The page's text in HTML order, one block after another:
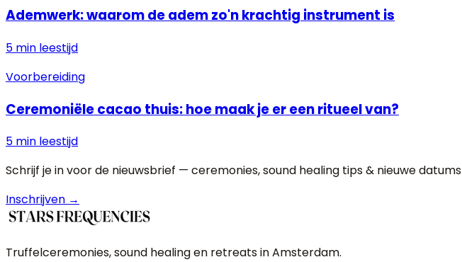
Ademwerk: waarom de adem zo'n krachtig instrument is
5 min leestijd
Voorbereiding
Ceremoniële cacao thuis: hoe maak je er een ritueel van?
5 min leestijd
Schrijf je in voor de nieuwsbrief — ceremonies, sound healing tips & nieuwe datums
Inschrijven →
Truffelceremonies, sound healing en retreats in Amsterdam.